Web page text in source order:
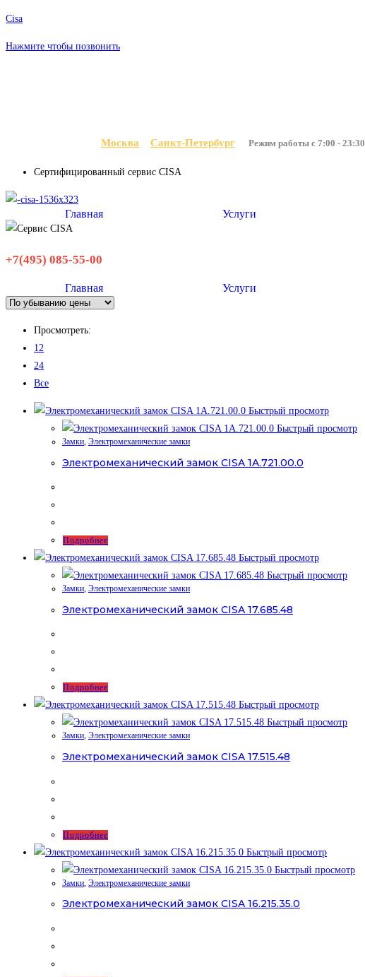
Перейти
содержимому
Cisa
Нажмите чтобы позвонить
Москва Санкт-Петербург Режим работы с 7:00 - 23:30
Сертифицированный сервис CISA
Главная Услуги
+7(495) 085-55-00
Главная Услуги
Просмотреть:
12
24
Все
Быстрый просмотр
Быстрый просмотр
Замки, Электромеханические замки
Электромеханический замок CISA 1A.721.00.0
Подробнее
Быстрый просмотр
Быстрый просмотр
Замки, Электромеханические замки
Электромеханический замок CISA 17.685.48
Подробнее
Быстрый просмотр
Быстрый просмотр
Замки, Электромеханические замки
Электромеханический замок CISA 17.515.48
Подробнее
Быстрый просмотр
Быстрый просмотр
Замки Электромеханические замки
Электромеханический замок CISA 16.215.35.0